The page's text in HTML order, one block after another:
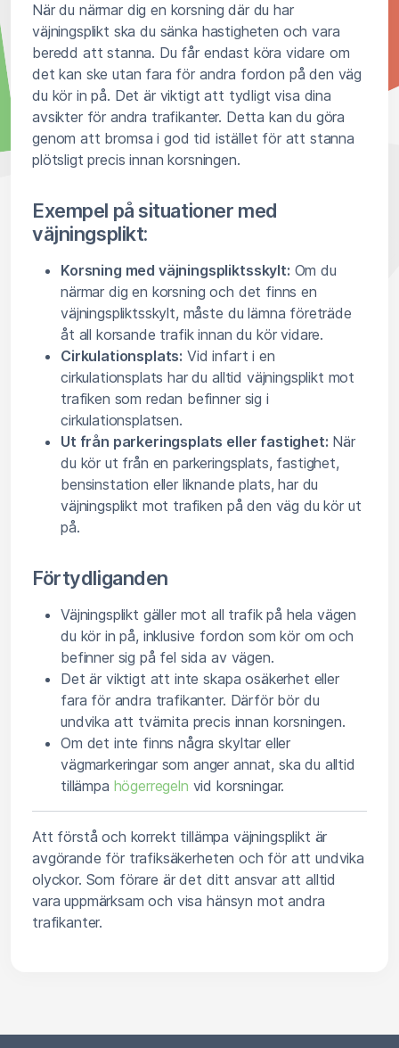
När du närmar dig en korsning där du har
väjningsplikt ska du sänka hastigheten och vara
beredd att stanna. Du får endast köra vidare om
det kan ske utan fara för andra fordon på den väg
du kör in på. Det är viktigt att tydligt visa dina
avsikter för andra trafikanter. Detta kan du göra
genom att bromsa i god tid istället för att stanna
plötsligt precis innan korsningen.
Exempel på situationer med
väjningsplikt:
Korsning med väjningspliktsskylt: Om du
närmar dig en korsning och det finns en
väjningspliktsskylt, måste du lämna företräde
åt all korsande trafik innan du kör vidare.
Cirkulationsplats: Vid infart i en
cirkulationsplats har du alltid väjningsplikt mot
trafiken som redan befinner sig i
cirkulationsplatsen.
Ut från parkeringsplats eller fastighet: När
du kör ut från en parkeringsplats, fastighet,
bensinstation eller liknande plats, har du
väjningsplikt mot trafiken på den väg du kör ut
på.
Förtydliganden
Väjningsplikt gäller mot all trafik på hela vägen
du kör in på, inklusive fordon som kör om och
befinner sig på fel sida av vägen.
Det är viktigt att inte skapa osäkerhet eller
fara för andra trafikanter. Därför bör du
undvika att tvärnita precis innan korsningen.
Om det inte finns några skyltar eller
vägmarkeringar som anger annat, ska du alltid
tillämpa högerregeln vid korsningar.
Att förstå och korrekt tillämpa väjningsplikt är
avgörande för trafiksäkerheten och för att undvika
olyckor. Som förare är det ditt ansvar att alltid
vara uppmärksam och visa hänsyn mot andra
trafikanter.